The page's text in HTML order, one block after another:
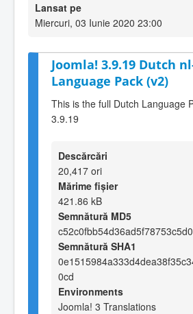
Lansat pe
Miercuri, 03 Iunie 2020 23:00
Joomla! 3.9.19 Dutch
Language Pack (v2)
This is the full Dutch Language
3.9.19
Descărcări
20,417 ori
Mărime fișier
421.86 kB
Semnătură MD5
Semnătură SHA1
0cd
Environments
Joomla! 3 Translations